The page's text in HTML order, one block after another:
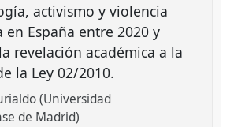
activismo y violencia
en España entre 2020 y
revelación académica a la
la Ley 02/2010.
(Universidad
de Madrid)